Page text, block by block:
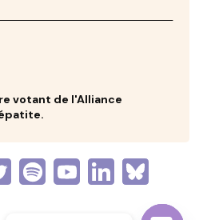
votant de l'Alliance